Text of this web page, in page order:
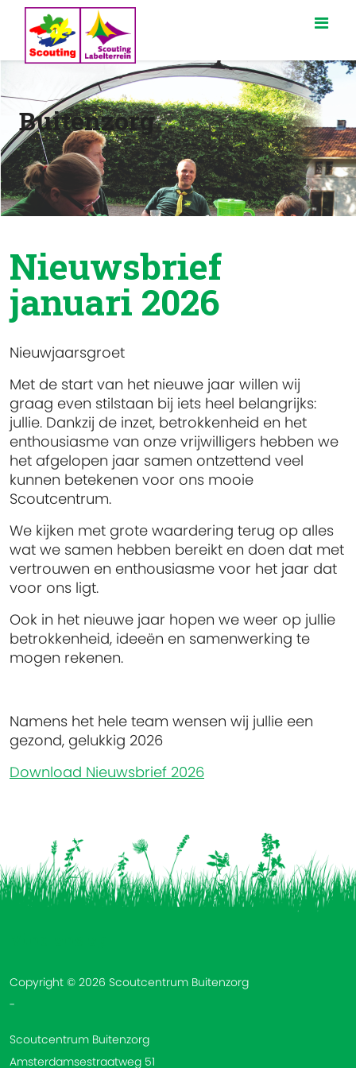
Buitenzorg
Nieuwsbrief
januari 2026
Nieuwjaarsgroet
Met de start van het nieuwe jaar willen wij
graag even stilstaan bij iets heel belangrijks:
jullie. Dankzij de inzet, betrokkenheid en het
enthousiasme van onze vrijwilligers hebben we
het afgelopen jaar samen ontzettend veel
kunnen betekenen voor ons mooie
Scoutcentrum.
We kijken met grote waardering terug op alles
wat we samen hebben bereikt en doen dat met
vertrouwen en enthousiasme voor het jaar dat
voor ons ligt.
Ook in het nieuwe jaar hopen we weer op jullie
betrokkenheid, ideeën en samenwerking te
mogen rekenen.
Namens het hele team wensen wij jullie een
gezond, gelukkig 2026
Download Nieuwsbrief 2026
Copyright © 2026 Scoutcentrum Buitenzorg
-
Scoutcentrum Buitenzorg
Amsterdamsestraatweg 51